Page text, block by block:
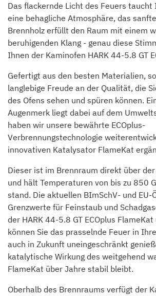
Das flackernde Licht des Feuers taucht
eine behagliche Atmosphäre, das
Brennholz erfüllt den Raum mit einem
beruhigenden Klang - genau diese
Ihnen der Kaminofen HARK 44-5.8 GT
Gefertigt aus den besten Materialien,
langlebige Freude an der Qualität, die
des Ofens sehen und spüren können.
Augenmerk liegt dabei auf dem
haben wir unsere bewährte ECOplus-
Verbrennungstechnologie
innovativen Katalysator FlameKat
Dieser ist im Brennraum direkt über
und hält Temperaturen von bis zu 850
stand. Die aktuellen BImSchV- und EU-
Grenzwerte für Feinstaub und
der HARK 44-5.8 GT ECOplus
können Sie das prasselnde Feuer in
auch in Zukunft uneingeschränkt
katalytische Wirkung des weitgehend
FlameKat über Jahre stabil bleibt.
Oberhalb des Brennraums verfügt der